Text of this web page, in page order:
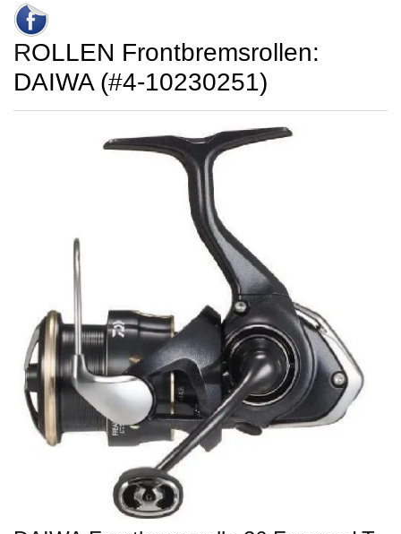
ROLLEN Frontbremsrollen:
DAIWA (#4-10230251)